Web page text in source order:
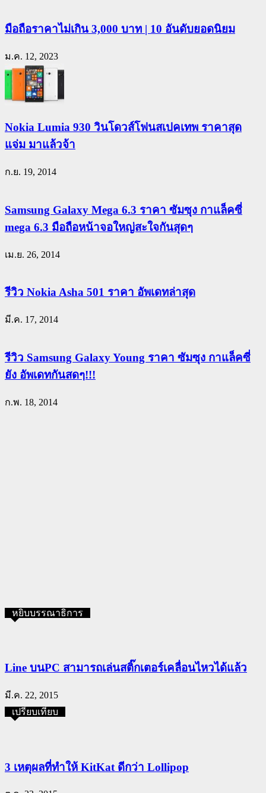
มือถือราคาไม่เกิน 3,000 บาท | 10 อันดับยอดนิยม
ม.ค. 12, 2023
Nokia Lumia 930 วินโดวส์โฟนสเปคเทพ ราคาสุด
แจ่ม มาแล้วจ้า
ก.ย. 19, 2014
Samsung Galaxy Mega 6.3 ราคา ซัมซุง กาแล็คซี่
mega 6.3 มือถือหน้าจอใหญ่สะใจกันสุดๆ
เม.ย. 26, 2014
รีวิว Nokia Asha 501 ราคา อัพเดทล่าสุด
มี.ค. 17, 2014
รีวิว Samsung Galaxy Young ราคา ซัมซุง กาแล็คซี่
ยัง อัพเดทกันสดๆ!!!
ก.พ. 18, 2014
หยิบบรรณาธิการ
Line บนPC สามารถเล่นสติ๊กเตอร์เคลื่อนไหวได้แล้ว
มี.ค. 22, 2015
เปรียบเทียบ
3 เหตุผลที่ทำให้ KitKat ดีกว่า Lollipop